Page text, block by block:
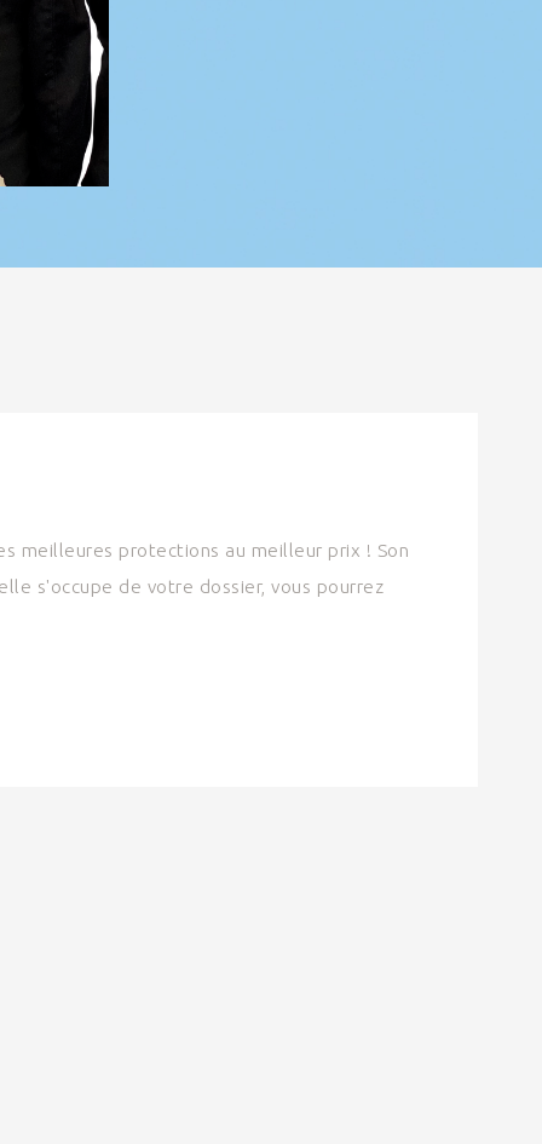
meilleures protections au meilleur prix ! Son
s'occupe de votre dossier, vous pourrez